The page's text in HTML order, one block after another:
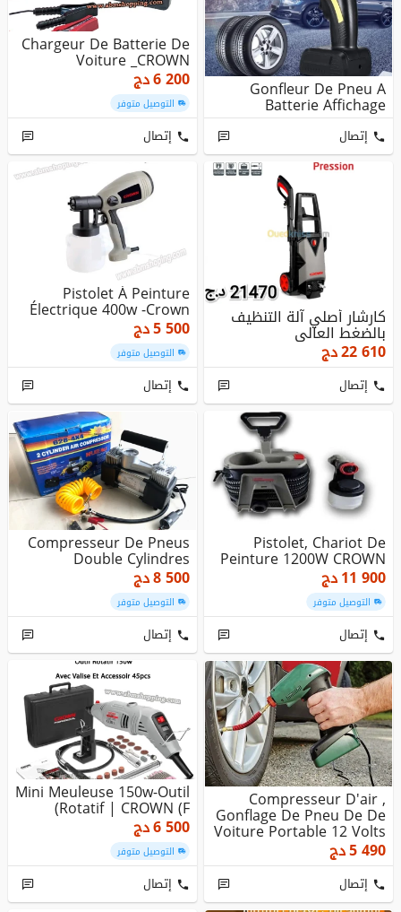
Gonfleur De Pneu A
Batterie Affichage
إتصال
Chargeur De Batterie De
Voiture _CROWN
6 200دج
التوصيل متوفر
إتصال
كارشار أصلي آلة التنظيف
بالضغط العالي
22 610دج
إتصال
Pistolet À Peinture
Électrique 400w -Crown
5 500دج
التوصيل متوفر
إتصال
Pistolet, Chariot De
Peinture 1200W CROWN
11 900دج
التوصيل متوفر
إتصال
Compresseur De Pneus
Double Cylindres
8 500دج
التوصيل متوفر
إتصال
Compresseur D'air ,
Gonflage De Pneu De De
Voiture Portable 12 Volts
5 490دج
إتصال
Mini Meuleuse 150w-Outil
Rotatif | CROWN (F)
6 500دج
التوصيل متوفر
إتصال